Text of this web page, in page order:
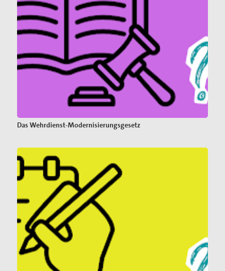
Das Wehrdienst-Modernisierungsgesetz